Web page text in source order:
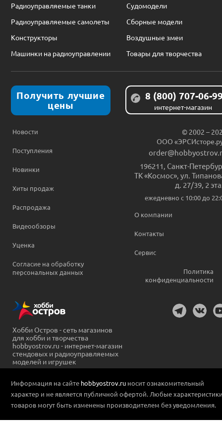
Радиоуправляемые танки
Судомодели
Радиоуправляемые самолеты
Сборные модели
Конструкторы
Воздушные змеи
Машинки на радиоуправлении
Товары для творчества
Получить лучшие
цены
8 (800) 707-06-
интернет-магазин
Новости
Поступления
Новинки
Хиты продаж
Распродажа
Видеообзоры
Уценка
Согласие на обработку
персональных данных
© 2002 –
ООО
196211 Санкт-
ТК «Космос», ул.
д. 27/39, 2
ежедневно c 10:00 до
О компании
Контакты
Сервис
Политика
конфиденциальности
Хобби Остров - сеть магазинов
для хобби и творчества
hobbyostrov.ru - интернет-магазин
стендовых и радиоуправляемых
моделей и игрушек
Информация на сайте hobbyostrov.ru носит ознакомительный
характер и не является публичной офертой. Любые
товаров могут быть изменены производителем без уведомления.